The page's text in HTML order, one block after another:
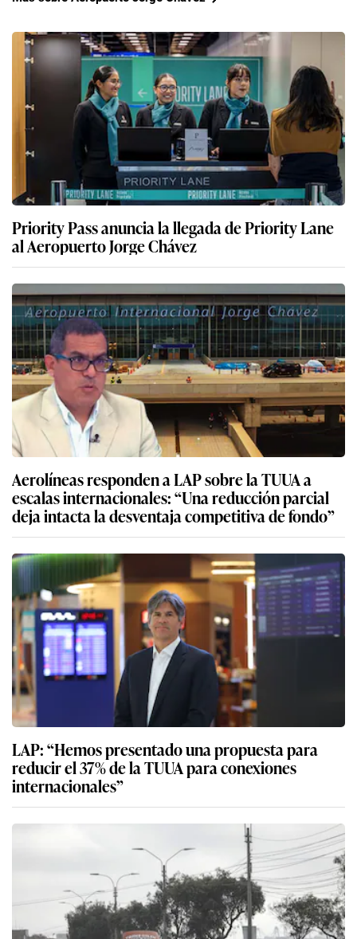
Priority Pass anuncia la llegada de Priority Lane
al Aeropuerto Jorge Chávez
Aerolíneas responden a LAP sobre la TUUA a
escalas internacionales: “Una reducción parcial
deja intacta la desventaja competitiva de fondo”
LAP: “Hemos presentado una propuesta para
reducir el 37% de la TUUA para conexiones
internacionales”